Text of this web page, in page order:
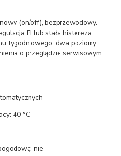
(on/off), bezprzewodowy.
PI lub stała histereza.
tygodniowego, dwa poziomy
o przeglądzie serwisowym
40 °C
nie